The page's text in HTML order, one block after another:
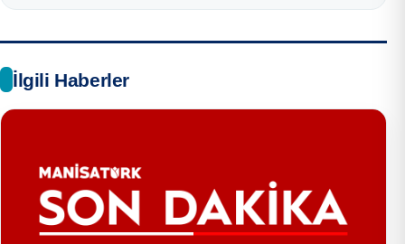
İlgili Haberler